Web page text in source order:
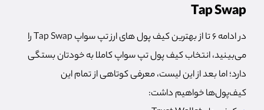
Tap Swap
در ادامه 6 تا از بهترین کیف پول‌ های ارز تپ سواپ Tap Swap را
می‌بینید، انتخاب کیف پول تپ سواپ کاملا به خودتان بستگی
دارد؛ اما بعد از این لیست، معرفی کوتاهی از تمام این
کیف‌پول‌ها خواهیم داشت: